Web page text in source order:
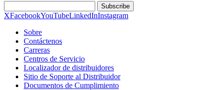
Subscribe
XFacebookYouTubeLinkedInInstagram
Sobre
Contáctenos
Carreras
Centros de Servicio
Localizador de distribuidores
Sitio de Soporte al Distribuidor
Documentos de Cumplimiento